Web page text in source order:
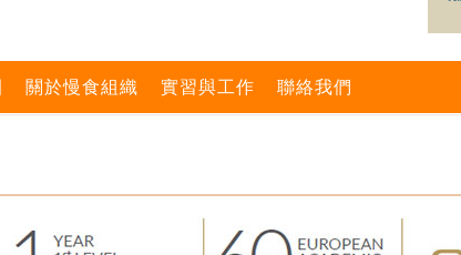
關於慢食組織 實習與工作 聯絡我們